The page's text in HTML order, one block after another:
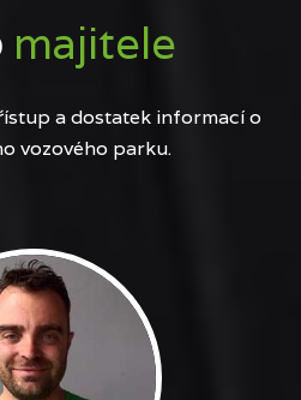
majitele
a dostatek informací o
vozového parku.